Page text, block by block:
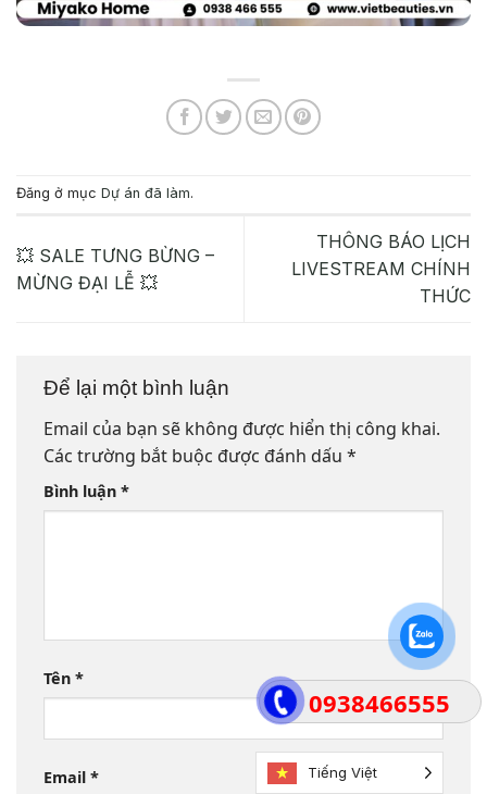
0938466555
Đăng ở mục Dự án đã làm.
💥 SALE TƯNG BỪNG –
MỪNG ĐẠI LỄ 💥
THÔNG BÁO LỊCH
LIVESTREAM CHÍNH
THỨC
Để lại một bình luận
Email của bạn sẽ không được hiển thị công khai.
Các trường bắt buộc được đánh dấu *
Bình luận *
Tên *
Email * Tiếng Việt